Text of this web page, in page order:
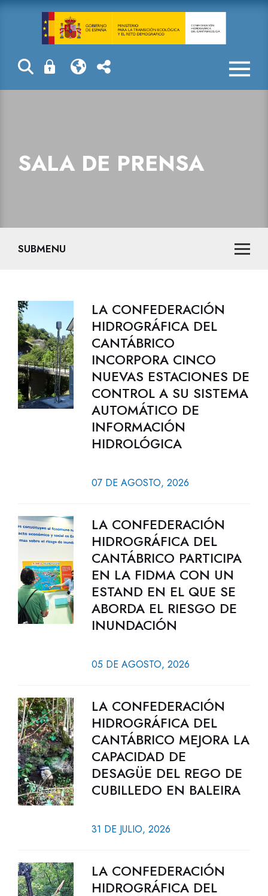
Sala de prensa
SALA DE PRENSA
SUBMENU
LA CONFEDERACIÓN
HIDROGRÁFICA DEL
CANTÁBRICO
INCORPORA CINCO
NUEVAS ESTACIONES DE
CONTROL A SU SISTEMA
AUTOMÁTICO DE
INFORMACIÓN
HIDROLÓGICA
07 DE AGOSTO, 2026
LA CONFEDERACIÓN
HIDROGRÁFICA DEL
CANTÁBRICO PARTICIPA
EN LA FIDMA CON UN
ESTAND EN EL QUE SE
ABORDA EL RIESGO DE
INUNDACIÓN
05 DE AGOSTO, 2026
LA CONFEDERACIÓN
HIDROGRÁFICA DEL
CANTÁBRICO MEJORA LA
CAPACIDAD DE
DESAGÜE DEL REGO DE
CUBILLEDO EN BALEIRA
31 DE JULIO, 2026
LA CONFEDERACIÓN
HIDROGRÁFICA DEL